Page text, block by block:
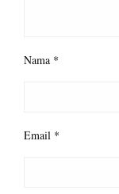
Nama *
Email *